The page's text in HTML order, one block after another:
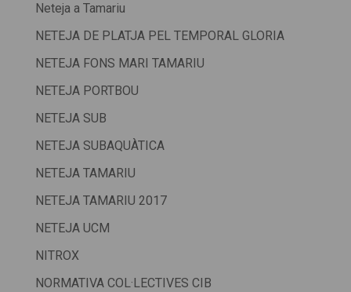
Neteja a Tamariu
NETEJA DE PLATJA PEL TEMPORAL GLORIA
NETEJA FONS MARI TAMARIU
NETEJA PORTBOU
NETEJA SUB
NETEJA SUBAQUÀTICA
NETEJA TAMARIU
NETEJA TAMARIU 2017
NETEJA UCM
NITROX
NORMATIVA COL·LECTIVES CIB